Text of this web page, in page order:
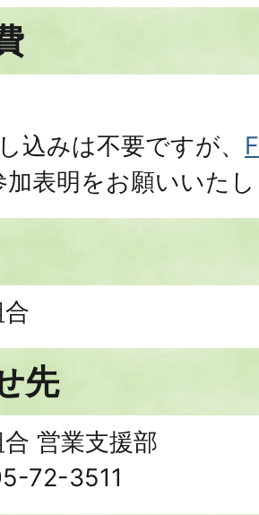
込みは不要ですが、
加表明をお願いいた
先
営業支援部
72-3511